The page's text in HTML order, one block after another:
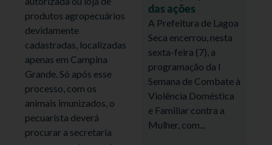
produtos agropecuários
devidamente
cadastradas, localizadas
apenas em Campina
Grande. Só após esse
processo, com os
animais imunizados, o
pecuarista deverá
procurar a secretaria
das ações
A Prefeitura de Lagoa
Seca encerrou, nesta
sexta-feira (7), a
programação da I
Semana de Combate à
Violência Doméstica
e Familiar contra a
Mulher, com...